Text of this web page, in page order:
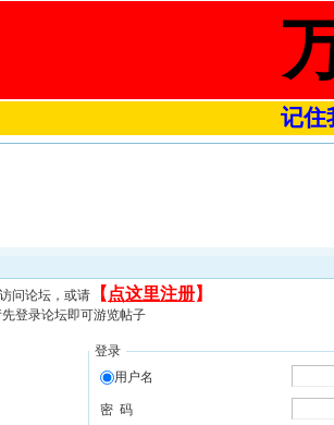
记住
问论坛，或请 【 点这里注册】
登录论坛即可游览帖子
登录
用户名
密 码